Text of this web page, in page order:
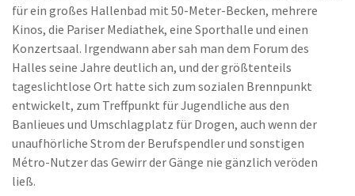
für ein großes Hallenbad mit 50-Meter-Becken, mehrere
Kinos, die Pariser Mediathek, eine Sporthalle und einen
Konzertsaal. Irgendwann aber sah man dem Forum des
Halles seine Jahre deutlich an, und der größtenteils
tageslichtlose Ort hatte sich zum sozialen Brennpunkt
entwickelt, zum Treffpunkt für Jugendliche aus den
Banlieues und Umschlagplatz für Drogen, auch wenn der
unaufhörliche Strom der Berufspendler und sonstigen
Métro-Nutzer das Gewirr der Gänge nie gänzlich veröden
ließ.